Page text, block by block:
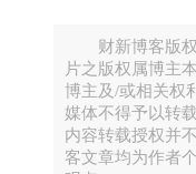
除规模最大的绿色
括绿色保险、绿色
金融租赁，以及碳
就涉及各个分类金
财新博客版权
片之版权属博主
博主及/或相关权
媒体不得予以转
内容转载授权并
客文章均为作者